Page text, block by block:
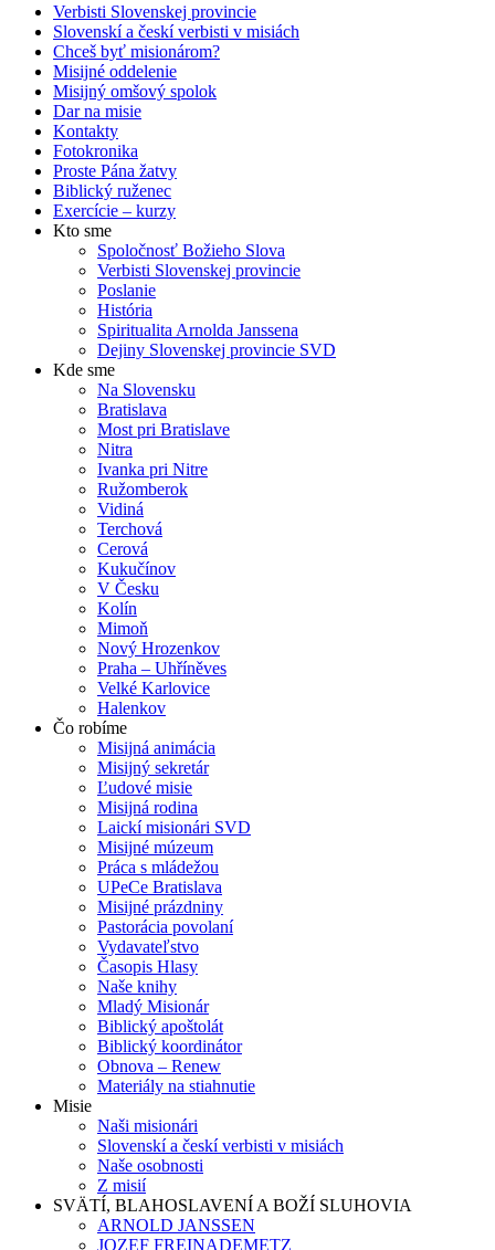
Verbisti Slovenskej provincie
Slovenskí a českí verbisti v misiách
Chceš byť misionárom?
Misijné oddelenie
Misijný omšový spolok
Dar na misie
Kontakty
Fotokronika
Proste Pána žatvy
Biblický ruženec
Exercície – kurzy
Kto sme
Spoločnosť Božieho Slova
Verbisti Slovenskej provincie
Poslanie
História
Spiritualita Arnolda Janssena
Dejiny Slovenskej provincie SVD
Kde sme
Na Slovensku
Bratislava
Most pri Bratislave
Nitra
Ivanka pri Nitre
Ružomberok
Vidiná
Terchová
Cerová
Kukučínov
V Česku
Kolín
Mimoň
Nový Hrozenkov
Praha – Uhříněves
Velké Karlovice
Halenkov
Čo robíme
Misijná animácia
Misijný sekretár
Ľudové misie
Misijná rodina
Laickí misionári SVD
Misijné múzeum
Práca s mládežou
UPeCe Bratislava
Misijné prázdniny
Pastorácia povolaní
Vydavateľstvo
Časopis Hlasy
Naše knihy
Mladý Misionár
Biblický apoštolát
Biblický koordinátor
Obnova – Renew
Materiály na stiahnutie
Misie
Naši misionári
Slovenskí a českí verbisti v misiách
Naše osobnosti
Z misií
SVÄTÍ, BLAHOSLAVENÍ A BOŽÍ SLUHOVIA
ARNOLD JANSSEN
JOZEF FREINADEMETZ